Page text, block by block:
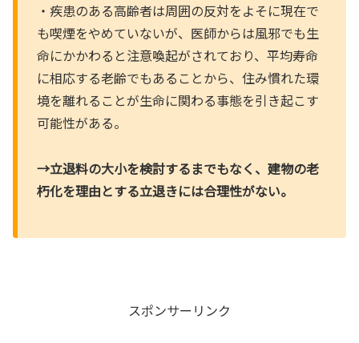
・疾患のある高齢者は周囲の反対をよそに現在で
も喫煙をやめていないが、医師からは風邪でも生
命にかかわると注意喚起がされており、平均寿命
に相応する老齢でもあることから、住み慣れた環
境を離れることが生命に関わる事態を引き起こす
可能性がある。
→立退料の大小を検討するまでもなく、建物の老
朽化を理由とする立退きには合理性がない。
スポンサーリンク